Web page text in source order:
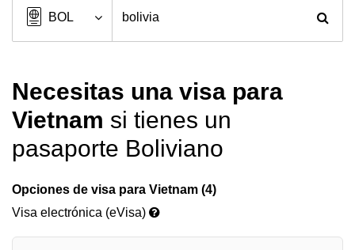
Necesitas una visa para
Vietnam si tienes un
pasaporte Boliviano
Opciones de visa para Vietnam (4)
Visa electrónica (eVisa)